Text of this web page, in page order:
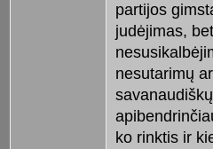
partijos
judėjimas,
nesutarimų
ko rinktis ir